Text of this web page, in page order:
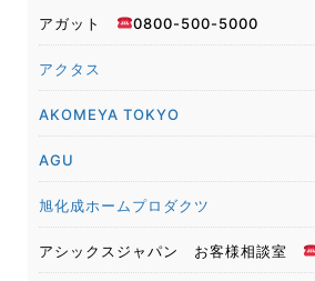
アガット 0800-500-5000
アクタス
AKOMEYA TOKYO
AGU
旭化成ホームプロダクツ
アシックスジャパン お客様相談室